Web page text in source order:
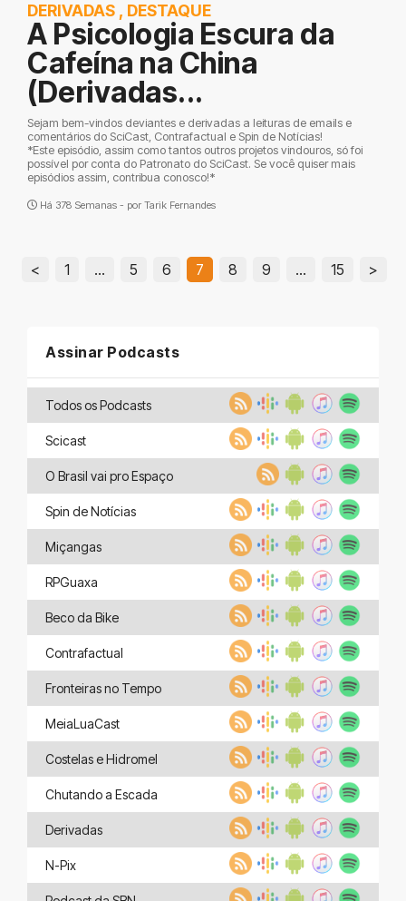
DERIVADAS , DESTAQUE
A Psicologia Escura da
Cafeína na China
(Derivadas...
Sejam bem-vindos deviantes e derivadas a leituras de emails e
comentários do SciCast, Contrafactual e Spin de Notícias!
*Este episódio, assim como tantos outros projetos vindouros, só foi
possível por conta do Patronato do SciCast. Se você quiser mais
episódios assim, contribua conosco!*
Há 378 Semanas - por Tarik Fernandes
< 1 … 5 6 7 8 9 … 15 >
Assinar Podcasts
Todos os Podcasts
Scicast
O Brasil vai pro Espaço
Spin de Notícias
Miçangas
RPGuaxa
Beco da Bike
Contrafactual
Fronteiras no Tempo
MeiaLuaCast
Costelas e Hidromel
Chutando a Escada
Derivadas
N-Pix